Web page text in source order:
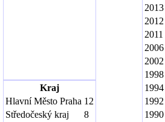
Kraj
Hlavní Město Praha 12
Středočeský kraj
8
2013
2012
2011
2006
2002
1998
1994
1992
1990